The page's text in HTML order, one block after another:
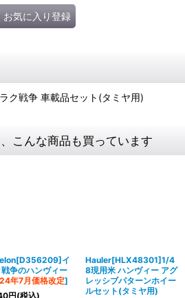
お気に入り登録
ク戦争 車載品セット(タミヤ用)
こんな商品も買っています
イ
戦争のハンヴィー
年7月価格改定]
円(税込)
Hauler[HLX48301]1/4
8現用米 ハンヴィー アグ
レッシブパターンホイー
ルセット(タミヤ用)